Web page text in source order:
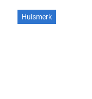
Huismerk